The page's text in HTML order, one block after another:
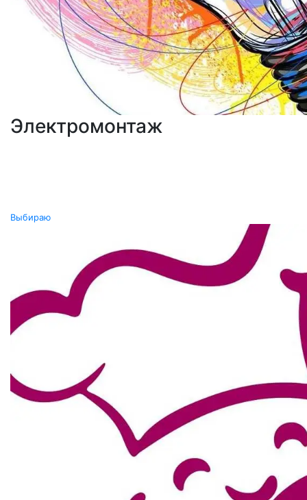
Электромонтаж
Выбираю